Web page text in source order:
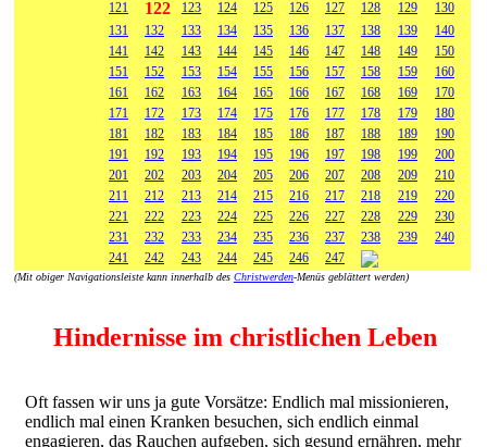
121
122 123 124 125 126 127 128 129
130
131
132 133 134 135 136 137 138 139
140
141
142 143 144 145 146 147 148 149
150
151
152 153 154 155 156 157 158 159
160
161
162 163 164 165 166 167 168 169
170
171
172 173 174 175 176 177 178 179
180
181
182 183 184 185 186 187 188 189
190
191
192 193 194 195 196 197 198 199
200
201
202 203 204 205 206 207 208 209
210
211
212 213 214 215 216 217 218 219
220
221
222 223 224 225 226 227 228 229
230
231
232 233 234 235 236 237 238 239
240
241
242 243 244 245 246 247
(Mit obiger Navigationsleiste kann innerhalb des Christwerden-Menüs geblättert werden)
Hindernisse im christlichen Leben
Oft fassen wir uns ja gute Vorsätze: Endlich mal missionieren,
endlich mal einen Kranken besuchen, sich endlich einmal
engagieren, das Rauchen aufgeben, sich gesund ernähren, mehr